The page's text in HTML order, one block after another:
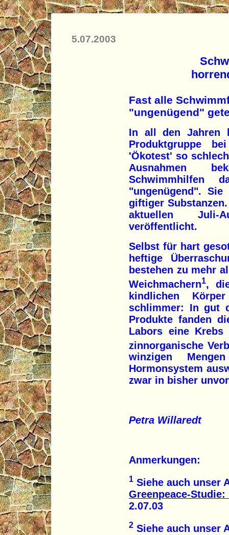
5.07.2003
Fast alle
"ungenügend"
In all den Jahren
Produktgruppe
'Ökotest' so
Ausnahmen
Schwimmhilfen
"ungenügend". Sie
giftiger
aktuellen Juli-
veröffentlicht.
Selbst für hart
heftige
bestehen zu mehr
Weichmachern1,
kindlichen
schlimmer: In gut
Produkte fanden
Labors eine Krebs
zinnorganische
winzigen
Hormonsystem
zwar in bisher
Petra Willaredt
Anmerkungen:
1 Siehe auch unser
Greenpeace-
2.07.03
2 Siehe auch unser